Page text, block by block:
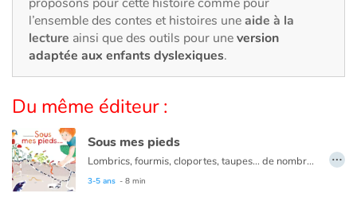
À l'école
Fêtes et évènements
Amour et amitié
Sujets de société
Émotions et sentiments
l’ensemble des contes et histoires uneaide à la
lecture ainsi que des outils pour uneversion
adaptée aux enfants dyslexiques.
Du même éditeur :
Sous mes pieds
Lombrics, fourmis, cloportes, taupes… de nombreuses petites bêtes vivent sous nos pieds. Quel est le rôle de chacune ? Comment participent-elles à l’enrichissement des sols ?
3-5 ans - 8 min
…